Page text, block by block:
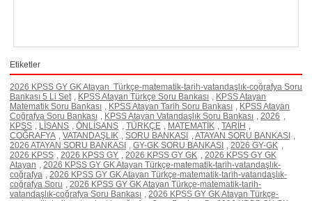
Etiketler
2026 KPSS GY GK Atayan Türkçe-matematik-tarih-vatandaşlık-coğrafya Soru
Bankası 5 Li Set , KPSS Atayan Türkçe Soru Bankası , KPSS Atayan
Matematik Soru Bankası , KPSS Atayan Tarih Soru Bankası , KPSS Atayan
Coğrafya Soru Bankası , KPSS Atayan Vatandaşlık Soru Bankası , 2026 ,
KPSS , LİSANS , ÖNLİSANS , TÜRKÇE , MATEMATİK , TARİH ,
COĞRAFYA , VATANDAŞLIK , SORU BANKASI ,ATAYAN SORU BANKASI ,
2026 ATAYAN SORU BANKASI , GY-GK SORU BANKASI , 2026 GY-GK ,
2026 KPSS , 2026 KPSS GY , 2026 KPSS GY GK , 2026 KPSS GY GK
Atayan , 2026 KPSS GY GK Atayan Türkçe-matematik-tarih-vatandaşlık-
coğrafya , 2026 KPSS GY GK Atayan Türkçe-matematik-tarih-vatandaşlık-
coğrafya Soru , 2026 KPSS GY GK Atayan Türkçe-matematik-tarih-
vatandaşlık-coğrafya Soru Bankası , 2026 KPSS GY GK Atayan Türkçe-